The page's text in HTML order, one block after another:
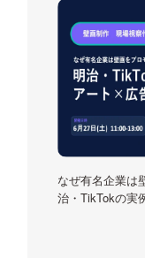
なぜ有名企業は
治・TikTokの実